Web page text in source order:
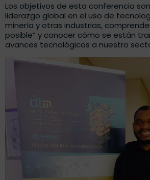
Los objetivos de esta conferencia
liderazgo global en el uso de
minería y otras industrias,
posible” y conocer cómo se están
avances tecnológicos a nuestro